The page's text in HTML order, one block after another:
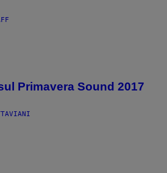
Primavera Sound 2017